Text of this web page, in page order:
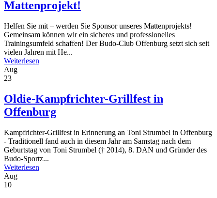
Mattenprojekt!
Helfen Sie mit – werden Sie Sponsor unseres Mattenprojekts!
Gemeinsam können wir ein sicheres und professionelles
Trainingsumfeld schaffen! Der Budo-Club Offenburg setzt sich seit
vielen Jahren mit He...
Weiterlesen
Aug
23
Oldie-Kampfrichter-Grillfest in
Offenburg
Kampfrichter-Grillfest in Erinnerung an Toni Strumbel in Offenburg
- Traditionell fand auch in diesem Jahr am Samstag nach dem
Geburtstag von Toni Strumbel († 2014), 8. DAN und Gründer des
Budo-Sportz...
Weiterlesen
Aug
10